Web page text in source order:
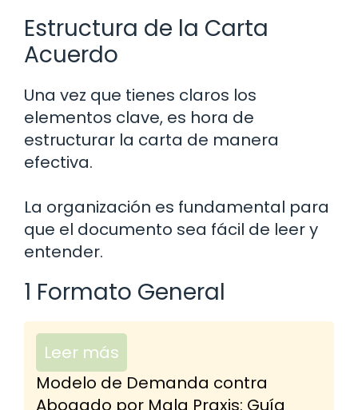
Estructura de la Carta
Acuerdo
Una vez que tienes claros los
elementos clave, es hora de
estructurar la carta de manera
efectiva.
La organización es fundamental para
que el documento sea fácil de leer y
entender.
1 Formato General
Leer más
Modelo de Demanda contra
Abogado por Mala Praxis: Guía